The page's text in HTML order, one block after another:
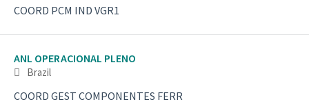
COORD PCM IND VGR1
ANL OPERACIONAL PLENO
Brazil
COORD GEST COMPONENTES FERR